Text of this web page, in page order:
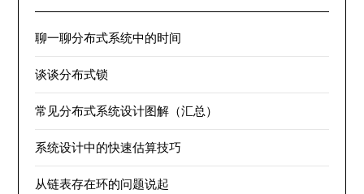
聊一聊分布式系统中的时间
谈谈分布式锁
常见分布式系统设计图解（汇总）
系统设计中的快速估算技巧
从链表存在环的问题说起